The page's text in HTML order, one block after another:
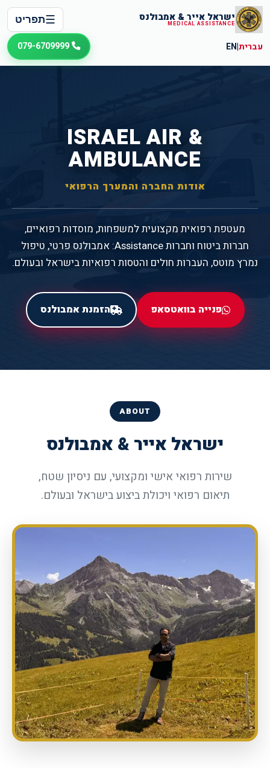
ישראל אייר & אמבולנס
MEDICAL ASSISTANCE
☰תפריט
עברית|
EN
ISRAEL AIR &
AMBULANCE
אודות החברה והמערך הרפואי
מעטפת רפואית מקצועית למשפחות, מוסדות רפואיים,
חברות ביטוח וחברות Assistance: אמבולנס פרטי, טיפול
נמרץ מוטס, העברות חולים והטסות רפואיות בישראל ובעולם.
פנייה בוואטסאפ הזמנת אמבולנס
ABOUT
ישראל אייר & אמבולנס
שירות רפואי אישי ומקצועי, עם ניסיון שטח,
תיאום רפואי ויכולת ביצוע בישראל ובעולם.